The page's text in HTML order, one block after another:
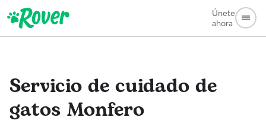
Únete
ahora
Servicio de cuidado de
gatos Monfero